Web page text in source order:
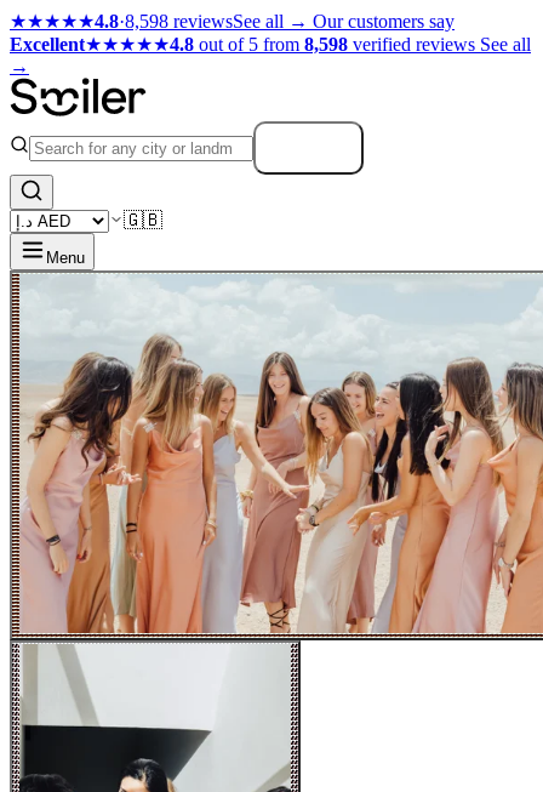
★★★★★4.8·8,598 reviewsSee all → Our customers say
Excellent★★★★★4.8 out of 5 from 8,598 verified reviews See all
→
🇬🇧
Menu